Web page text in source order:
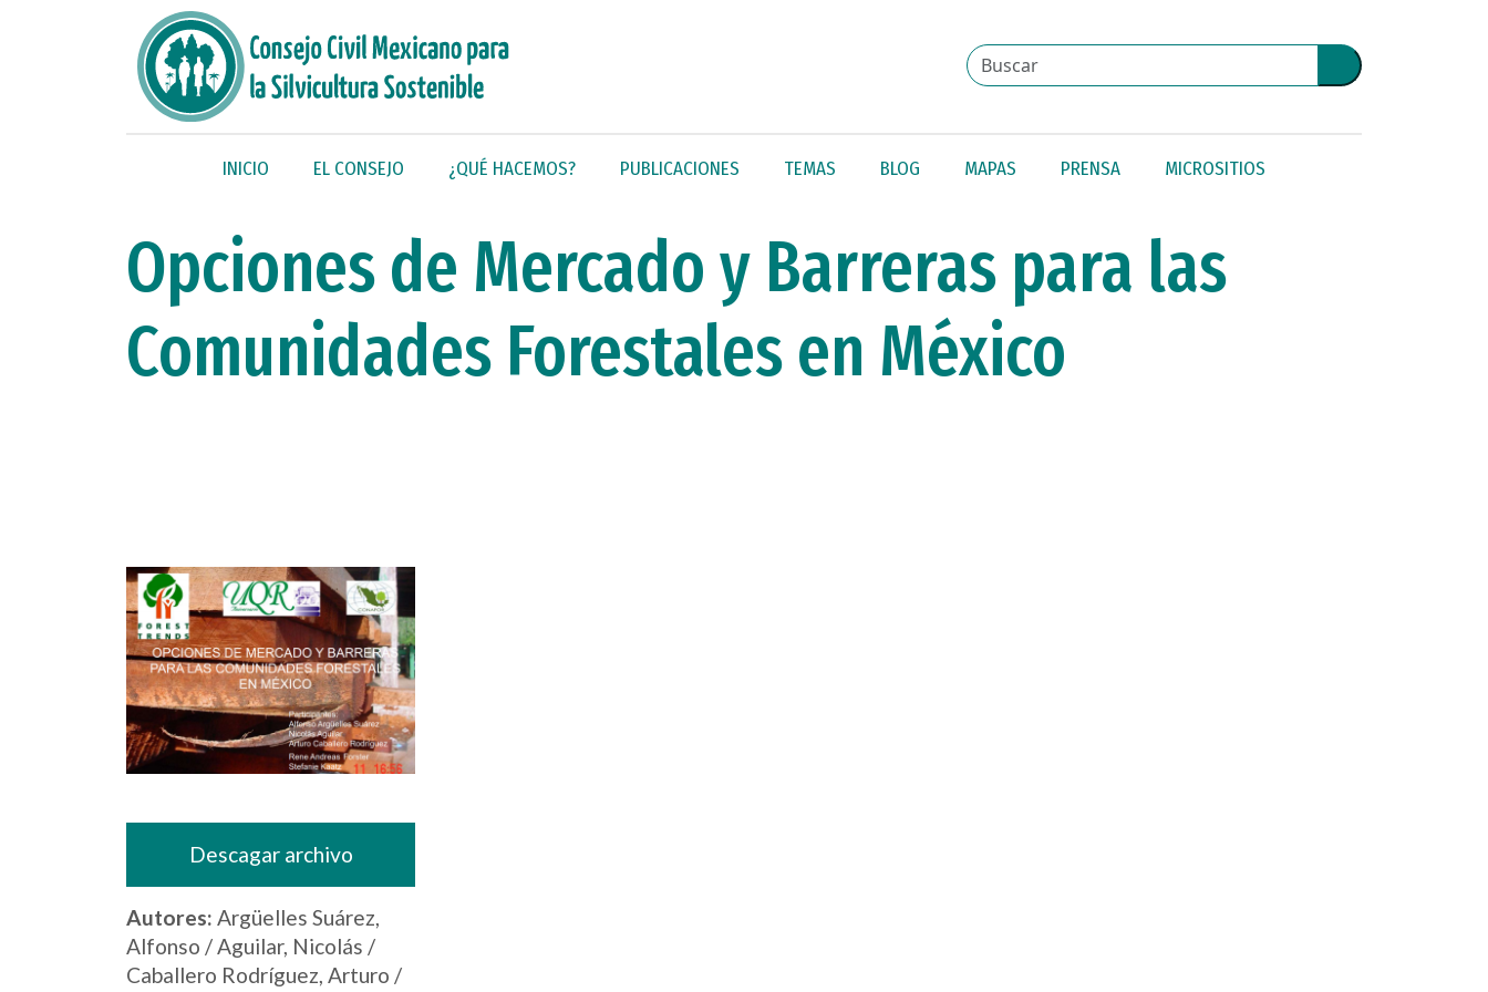
INICIO EL CONSEJO ¿QUÉ HACEMOS? PUBLICACIONES TEMAS BLOG MAPAS PRENSA MICROSITIOS
Opciones de Mercado y Barreras para las
Comunidades Forestales en México
Descagar archivo
Autores: Argüelles Suárez,
Alfonso / Aguilar, Nicolás /
Caballero Rodríguez, Arturo /